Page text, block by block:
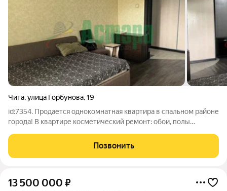
Чита,улица Горбунова,19
id:7354. Продается однокомнатная квартира в спальном районе
города! В квартире косметический ремонт: обои, полы
гарнитур, стиральная машинка, холодильник. Отличное
расположение: хорошая
Позвонить
13 500 000 ₽